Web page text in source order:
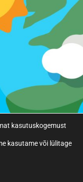
kaitstud.
kasutuskogemust
kasutame või lülitage